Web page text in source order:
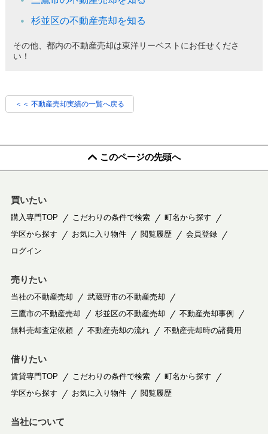
杉並区の不動産売却を知る
その他、都内の不動産売却は東洋リーベストにお任せくださ
い！
＜＜ 不動産売却実績の一覧へ戻る
このページの先頭へ
買いたい
購入専門TOP こだわりの条件で検索
町名から探す
学区から探す
お気に入り物件 閲覧履歴
会員登録
ログイン
売りたい
当社の不動産売却
武蔵野市の不動産売却
三鷹市の不動産売却
杉並区の不動産売却
不動産売却事例
無料売却査定依頼
不動産売却の流れ 不動産売却時の諸費用
借りたい
賃貸専門TOP こだわりの条件で検索
町名から探す
学区から探す
お気に入り物件 閲覧履歴
当社について